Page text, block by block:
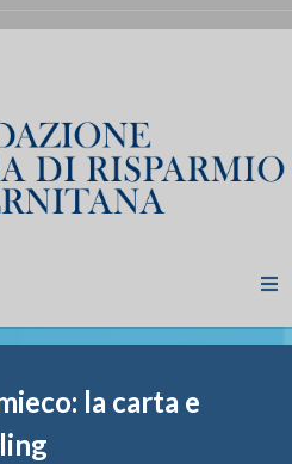
la carta e